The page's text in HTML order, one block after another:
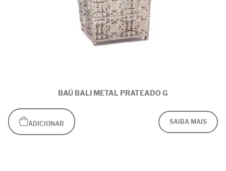
BAÚ BALI METAL PRATEADO G
ADICIONAR SAIBA MAIS